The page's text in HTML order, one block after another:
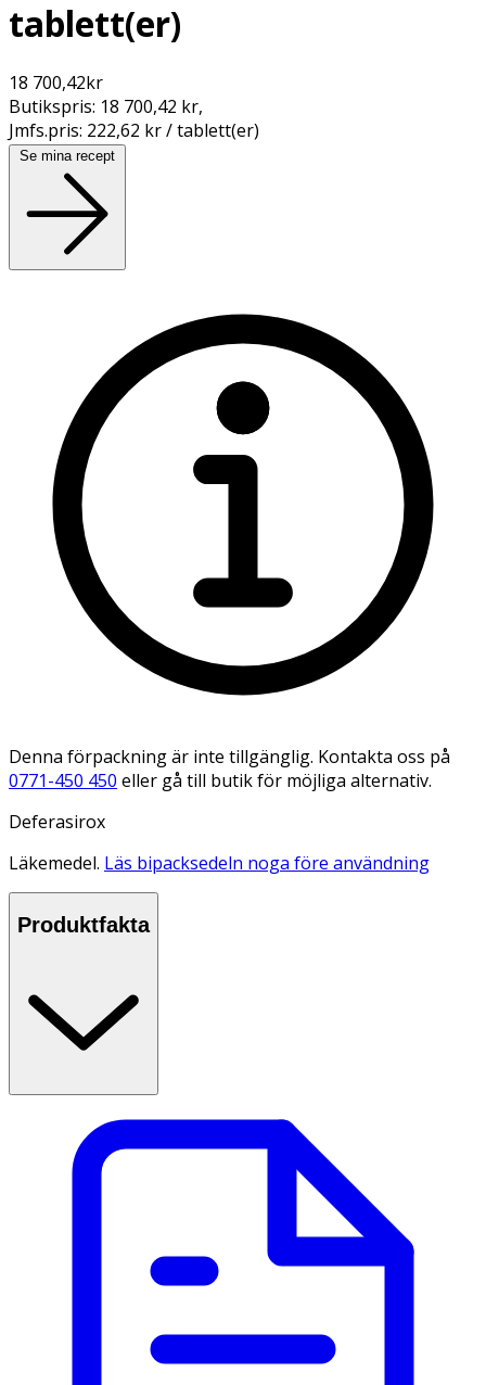
tablett(er)
18 700,42kr
Butikspris: 18 700,42 kr,
Jmfs.pris: 222,62 kr / tablett(er)
Se mina recept
Denna förpackning är inte tillgänglig. Kontakta oss på
0771-450 450 eller gå till butik för möjliga alternativ.
Deferasirox
Läkemedel. Läs bipacksedeln noga före användning
Produktfakta